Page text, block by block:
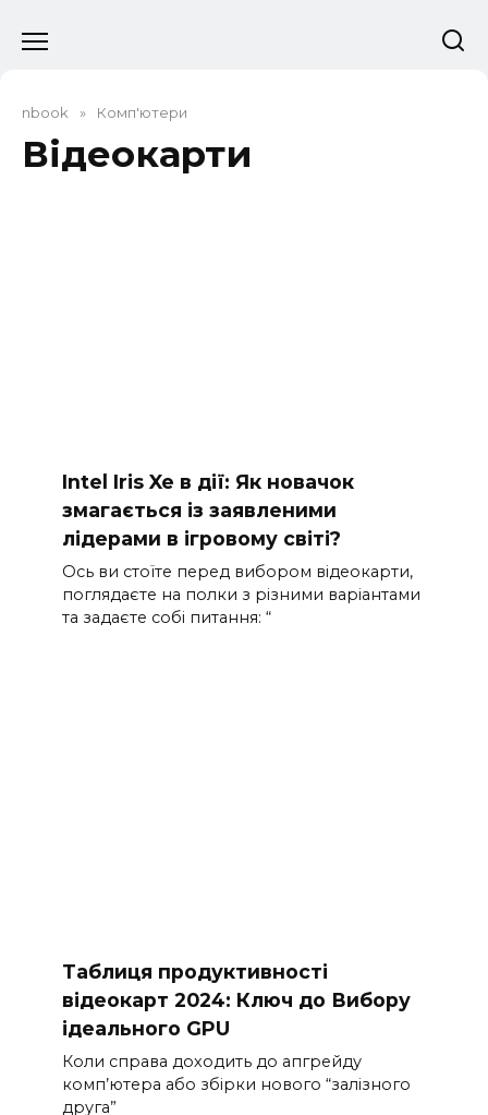
до
nbook » Комп'ютери
Відеокарти
Intel Iris Xe в дії: Як новачок
змагається із заявленими
лідерами в ігровому світі?
Ось ви стоїте перед вибором відеокарти,
поглядаєте на полки з різними варіантами
та задаєте собі питання: “
Таблиця продуктивності
відеокарт 2024: Ключ до Вибору
ідеального GPU
Коли справа доходить до апгрейду
комп’ютера або збірки нового “залізного
друга”